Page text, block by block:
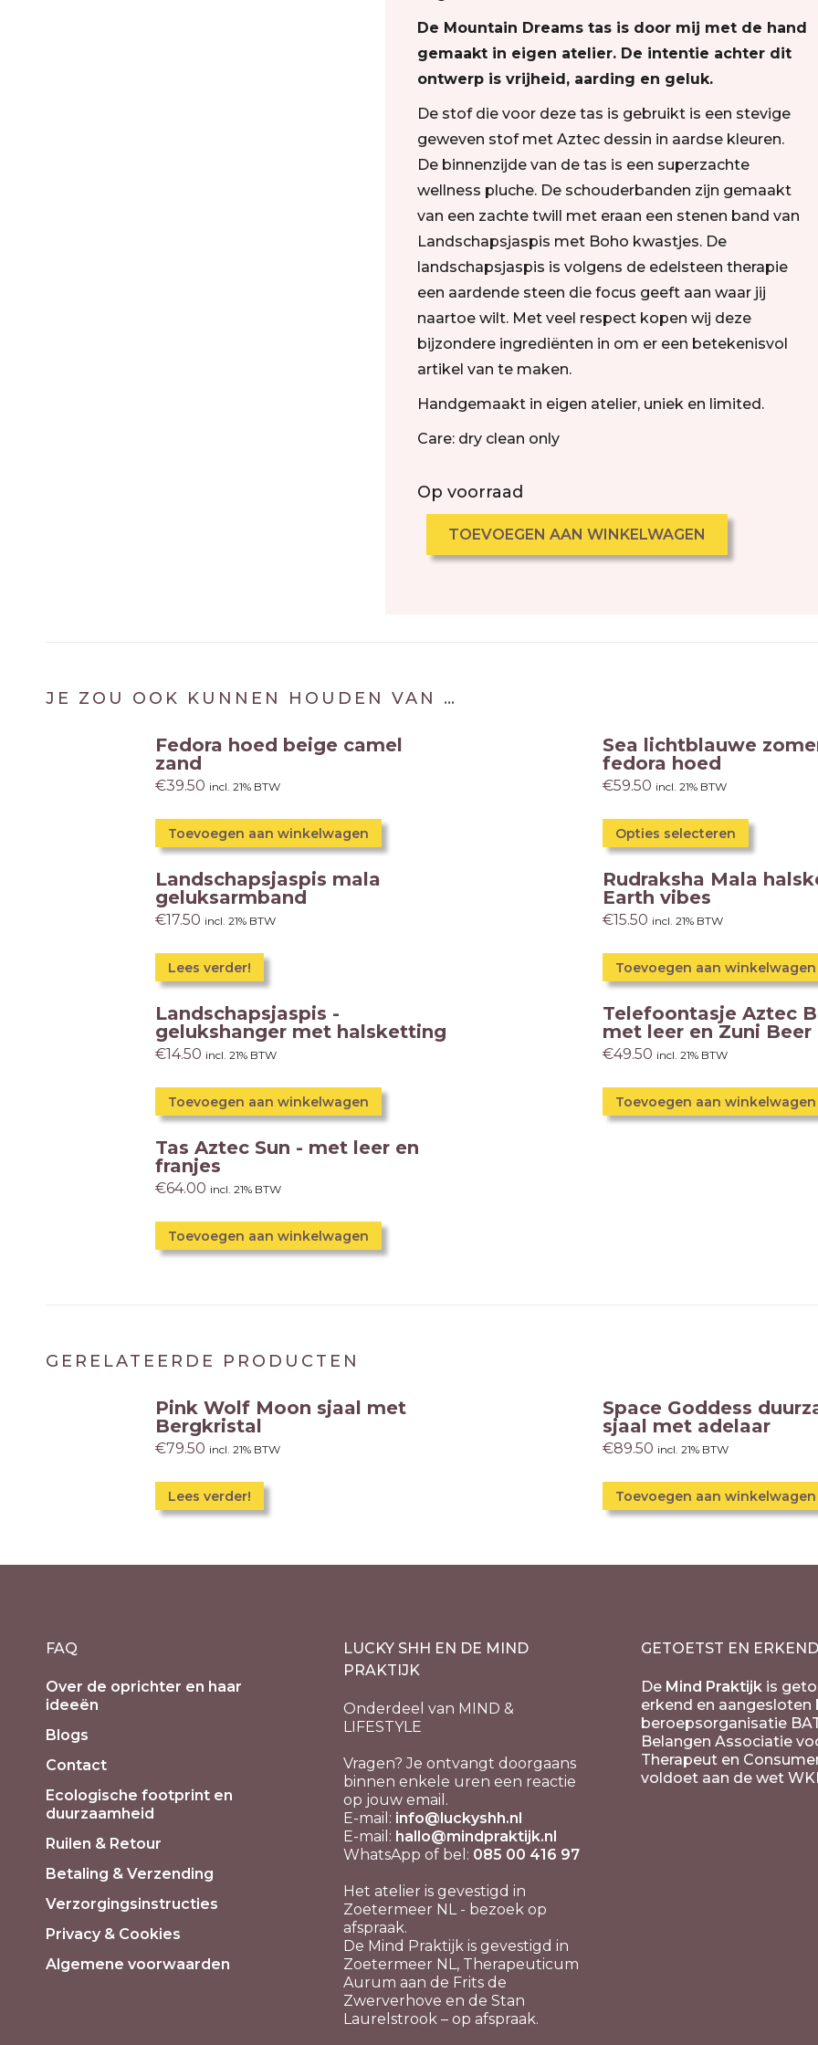
De Mountain Dreams tas is door mij met de hand
gemaakt in eigen atelier. De intentie achter dit
ontwerp is vrijheid, aarding en geluk.
De stof die voor deze tas is gebruikt is een stevige
geweven stof met Aztec dessin in aardse kleuren.
De binnenzijde van de tas is een superzachte
wellness pluche. De schouderbanden zijn gemaakt
van een zachte twill met eraan een stenen band van
Landschapsjaspis met Boho kwastjes. De
landschapsjaspis is volgens de edelsteen therapie
een aardende steen die focus geeft aan waar jij
naartoe wilt. Met veel respect kopen wij deze
bijzondere ingrediënten in om er een betekenisvol
artikel van te maken.
Handgemaakt in eigen atelier, uniek en limited.
Care: dry clean only
Op voorraad
TOEVOEGEN AAN WINKELWAGEN
JE ZOU OOK KUNNEN HOUDEN VAN …
Fedora hoed beige camel
zand
€39.50 incl. 21% BTW
Toevoegen aan winkelwagen
Sea lichtblauwe
fedora hoed
€59.50 incl. 21% BTW
Opties selecteren
Landschapsjaspis mala
geluksarmband
€17.50 incl. 21% BTW
Lees verder!
Rudraksha Mala
Earth vibes
€15.50 incl. 21% BTW
Toevoegen aan winkelwagen
Landschapsjaspis -
gelukshanger met halsketting
€14.50 incl. 21% BTW
Toevoegen aan winkelwagen
Telefoontasje Aztec
met leer en Zuni
€49.50 incl. 21% BTW
Toevoegen aan winkelwagen
Tas Aztec Sun - met leer en
franjes
€64.00 incl. 21% BTW
Toevoegen aan winkelwagen
GERELATEERDE PRODUCTEN
Pink Wolf Moon sjaal met
Bergkristal
€79.50 incl. 21% BTW
Lees verder!
Space Goddess
sjaal met adelaar
€89.50 incl. 21% BTW
Toevoegen aan winkelwagen
FAQ
Over de oprichter en haar
ideeën
Blogs
Contact
Ecologische footprint en
duurzaamheid
Ruilen & Retour
Betaling & Verzending
Verzorgingsinstructies
Privacy & Cookies
Algemene voorwaarden
LUCKY SHH EN DE MIND
PRAKTIJK
Onderdeel van MIND &
LIFESTYLE
Vragen? Je ontvangt doorgaans
binnen enkele uren een reactie
op jouw email.
E-mail: info@luckyshh.nl
E-mail: hallo@mindpraktijk.nl
WhatsApp of bel: 085 00 416 97
Het atelier is gevestigd in
Zoetermeer NL - bezoek op
afspraak.
De Mind Praktijk is gevestigd in
Zoetermeer NL, Therapeuticum
Aurum aan de Frits de
Zwerverhove en de Stan
Laurelstrook – op afspraak.
GETOETST EN ERKEND
De Mind Praktijk is
erkend en aangesloten
beroepsorganisatie
Belangen Associatie
Therapeut en
voldoet aan de wet